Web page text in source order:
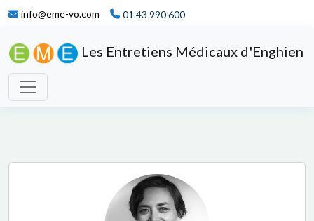
info@eme-vo.com 01 43 990 600
Les Entretiens Médicaux d'Enghien